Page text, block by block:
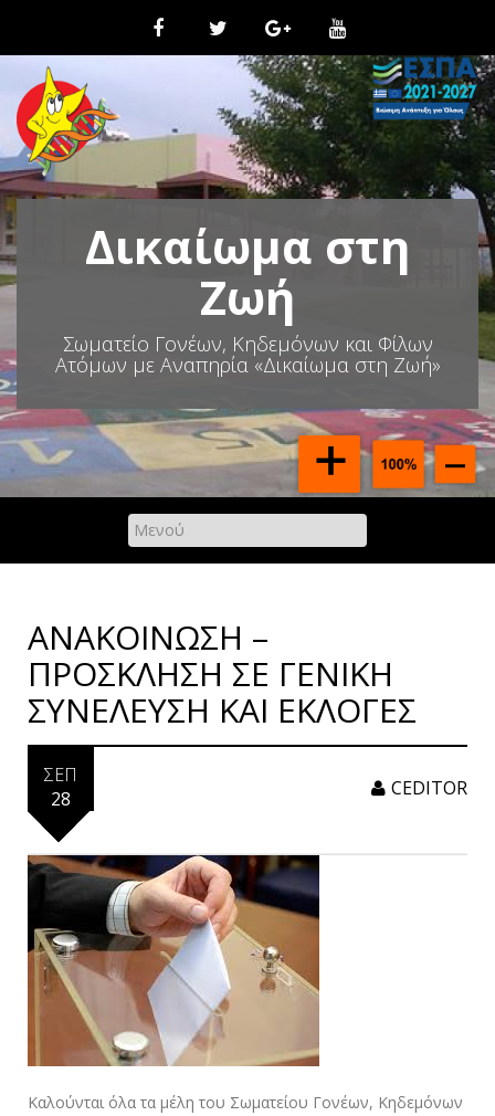
τ
η
σ
τ
ο
π
ε
ρ
χ
ό
μ
ε
ν
ο
Δικαίωμα στη
Ζωή
Σωματείο Γονέων, Κηδεμόνων και Φίλων
Ατόμων με Αναπηρία «Δικαίωμα στη Ζωή»
ΑΝΑΚΟΙΝΩΣΗ –
ΠΡΟΣΚΛΗΣΗ ΣΕ ΓΕΝΙΚΗ
ΣΥΝΕΛΕΥΣΗ ΚΑΙ ΕΚΛΟΓΕΣ
ΣΕΠ
28
CEDITOR
Καλούνται όλα τα μέλη του Σωματείου Γονέων, Κηδεμόνων